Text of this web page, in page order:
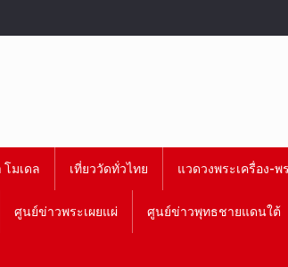
มเดล เที่ยววัดทั่วไทย แวดวงพระเครื่อง-พ
ศูนย์ข่าวพระเผยแผ่ ศูนย์ข่าวพุทธชายแดนใต้